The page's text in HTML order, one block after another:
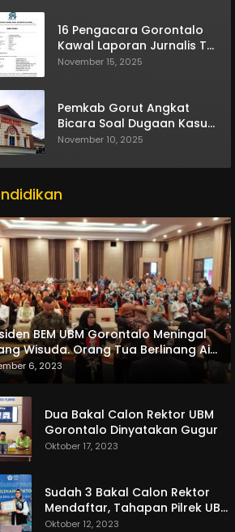
16 Pengacara Gorontalo
Kawal Laporan Jurnalis TV
One
November 15, 2025
Pemkab Gorut Angkat
Bicara Soal Dugaan Kasus
Asusila Oknum ASN
November 10, 2025
BEM UBM Gorontalo Meningal
Wisuda. Orang Tua Berlinang Air
Menerima SKL dan Pemasangan
6, 2023
Dua Bakal Calon Rektor UBM
Gorontalo Dinyatakan Gugur
Oktober 17, 2023
Sudah 3 Bakal Calon Rektor
Mendaftar, Tahapan Pilrek UBM
Gorontalo Makin Seru
Oktober 12, 2023